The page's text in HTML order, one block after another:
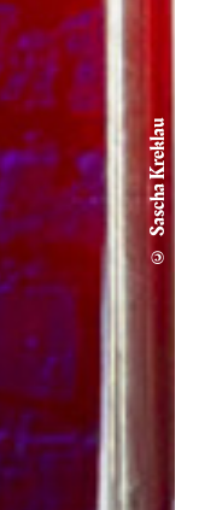
© Sascha Kreklau